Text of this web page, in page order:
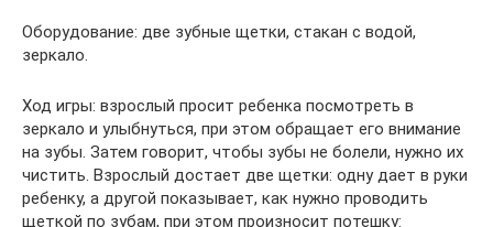
Оборудование: две зубные щетки, стакан с водой,
зеркало.
Ход игры: взрослый просит ребенка посмотреть в
зеркало и улыбнуться, при этом обращает его внимание
на зубы. Затем говорит, чтобы зубы не болели, нужно их
чистить. Взрослый достает две щетки: одну дает в руки
ребенку, а другой показывает, как нужно проводить
щеткой по зубам, при этом произносит потешку: